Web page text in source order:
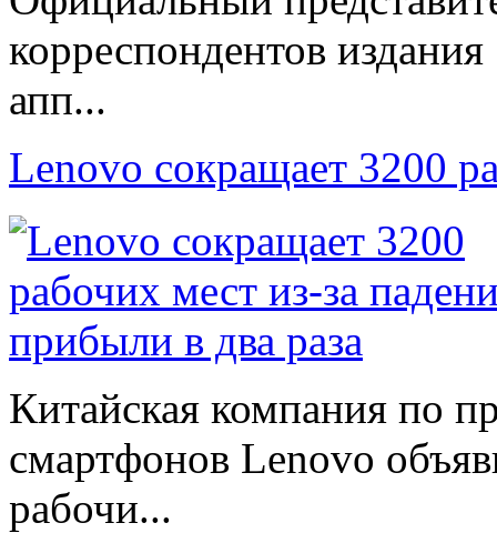
корреспондентов
апп...
Lenovo сокращает 3200
Китайская компания по
смартфонов Lenovo
рабочи...